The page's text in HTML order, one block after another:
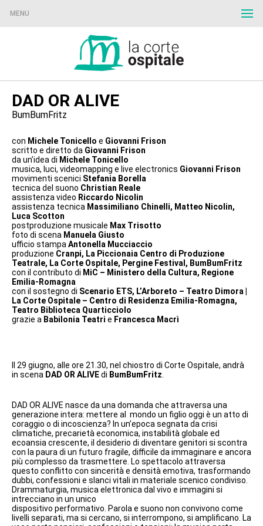
MENU
DAD OR ALIVE
BumBumFritz
con Michele Tonicello e Giovanni Frison
scritto e diretto da Giovanni Frison
da un’idea di Michele Tonicello
musica, luci, videomapping e live electronics Giovanni Frison
movimenti scenici Stefania Borella
tecnica del suono Christian Reale
assistenza video Riccardo Nicolin
assistenza tecnica Massimiliano Chinelli, Matteo Nicolin,
Luca Scotton
postproduzione musicale Max Trisotto
foto di scena Manuela Giusto
ufficio stampa Antonella Mucciaccio
produzione Cranpi, La Piccionaia Centro di Produzione
Teatrale, La Corte Ospitale, Pergine Festival, BumBumFritz
con il contributo di MiC – Ministero della Cultura, Regione
Emilia-Romagna
con il sostegno di Scenario ETS, L’Arboreto – Teatro Dimora |
La Corte Ospitale – Centro di Residenza Emilia-Romagna,
Teatro Biblioteca Quarticciolo
grazie a Babilonia Teatri e Francesca Macrì
Il 29 giugno, alle ore 21.30, nel chiostro di Corte Ospitale, andrà
in scena DAD OR ALIVEdi BumBumFritz
DAD OR ALIVE nasce da una domanda che attraversa una
generazione intera: mettere al mondo un figlio oggi è un atto di
coraggio o di incoscienza? In un’epoca segnata da crisi
climatiche, precarietà economica, instabilità globale ed
ecoansia crescente, il desiderio di diventare genitori si scontra
con la paura di un futuro fragile, difficile da immaginare e ancora
più complesso da trasmettere. Lo spettacolo attraversa
questo conflitto con sincerità e densità emotiva, trasformando
dubbi, confessioni e slanci vitali in materiale scenico condiviso.
Drammaturgia, musica elettronica dal vivo e immagini si
intrecciano in un unico
dispositivo performativo. Parola e suono non convivono come
livelli separati, ma si cercano, si interrompono, si amplificano. La